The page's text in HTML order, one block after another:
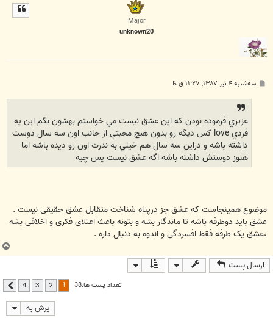
Major
unknown20
پ سه‌شنبه ۴ تیر ۱۳۸۷, ۱۱:۲۷ ق.ظ
عزيزي فرموده بودن که اين عشق نيست مي خواستم بهشون بگم اين يه
فردي love کس ديگه رو بدون هيچ محبتي از جانب اون سه سال دوست
داشته باشه و دراين سه سال هم خيلي به ندرت اون رو ديده باشه اما
هنوز دوستش داشته باشه اگه عشق نيست پس چيه
موضوع همینجاست که عشق جز درپناه شناخت متقابل عشق حقیقی نیست .
عشق باید دوطرفه باشه تا ماندگار بشه و بتونه باعث اعتلای فکری و اخلاقی بشه
،عشق یک طرفه فقط افسردگی و اندوه به دنبال داره .
ب
ا
ارسال پست
تعداد پست ها:38 2
3
4 بعدی
پرش به